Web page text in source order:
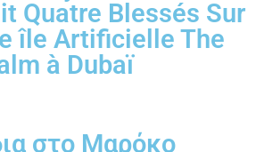
Quatre Blessés Sur
île Artificielle The
à Dubaï
στο Μαρόκο